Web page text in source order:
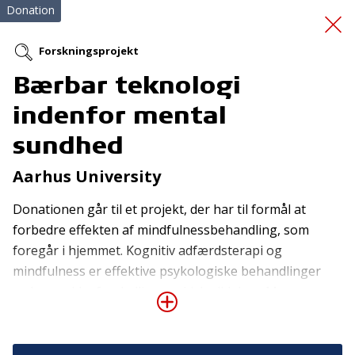
En snak for livet
Donation
Forskningsprojekt
Bærbar teknologi
indenfor mental
sundhed
Aarhus University
Donationen går til et projekt, der har til formål at
forbedre effekten af mindfulnessbehandling, som
foregår i hjemmet. Kognitiv adfærdsterapi og
mindfulness er effektive psykologiske behandlinger
ved en række forskellige psykiske lidelser. Men
behandlingerne foregår ofte som hjemmearbejde,
Tilmeld nyhedsbrev
De seneste nyheder om TrygFondens og TryghedsGruppens
aktiviteter direkte i din indbakke.